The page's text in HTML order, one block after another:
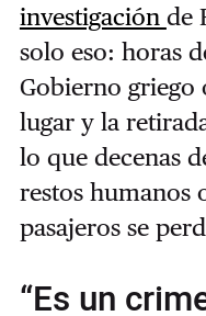
investigación de
solo eso: horas
Gobierno griego
lugar y la
lo que decenas
restos humanos
pasajeros se
“Es un